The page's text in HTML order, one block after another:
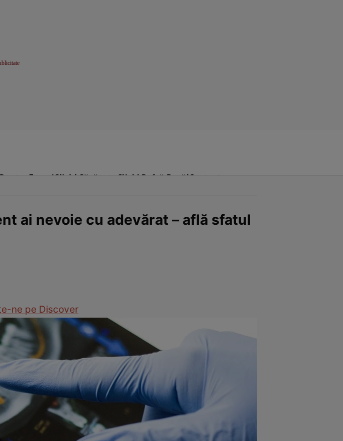
FemeiClick! Sănătate Click! Poftă Bună!Contact
ai nevoie cu adevărat – află sfatul
ne pe Discover